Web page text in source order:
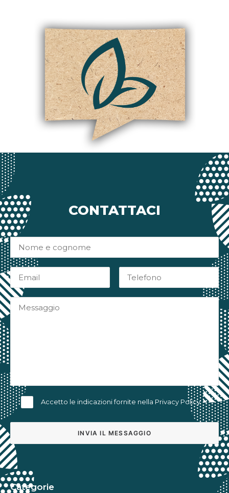
CONTATTACI
Accetto le indicazioni fornite nella Privacy Policy
Categorie